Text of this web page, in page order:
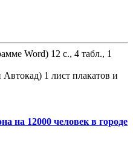
Word) 12 с., 4 табл., 1
1 лист плакатов и
на 12000 человек в городе